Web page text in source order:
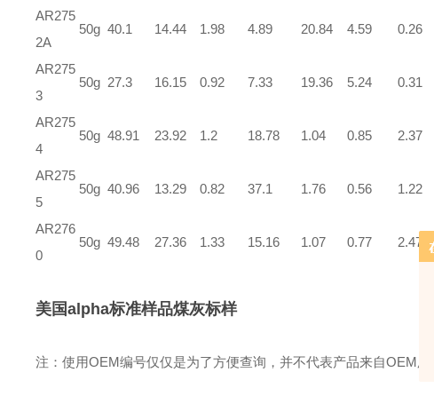
AR275
2A
50g 40.1 14.44 1.98 4.89 20.84 4.59 0.26
AR275
3
50g 27.3 16.15 0.92 7.33 19.36 5.24 0.31
AR275
4
50g 48.91 23.92 1.2 18.78 1.04 0.85 2.37
AR275
5
50g 40.96 13.29 0.82 37.1 1.76 0.56 1.22
AR276
0
50g 49.48 27.36 1.33 15.16 1.07 0.77 2.47
美国alpha标准样品煤灰标样
注：使用OEM编号仅仅是为了方便查询，并不代表产品来自OEM